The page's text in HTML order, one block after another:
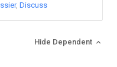
Discuss
Hide Dependent